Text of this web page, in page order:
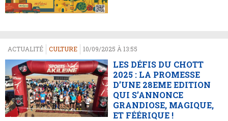
ACTUALITÉ CULTURE 10/09/2025 À 13:55
LES DÉFIS DU CHOTT
2025 : LA PROMESSE
D’UNE 28EME EDITION
QUI S’ANNONCE
GRANDIOSE, MAGIQUE,
ET FÉÉRIQUE !